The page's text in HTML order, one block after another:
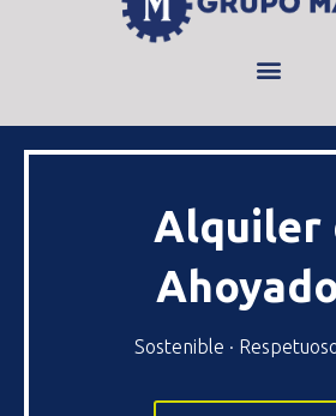
Alquiler
Sostenible ·